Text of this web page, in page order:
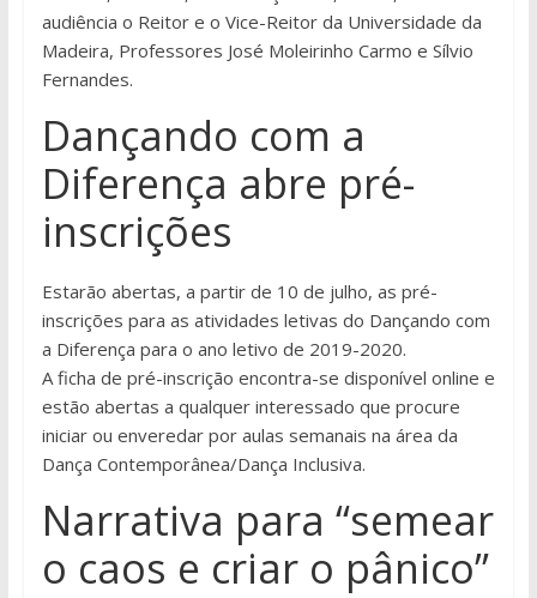
audiência o Reitor e o Vice-Reitor da Universidade da
Madeira, Professores José Moleirinho Carmo e Sílvio
Fernandes.
Dançando com a
Diferença abre pré-
inscrições
Estarão abertas, a partir de 10 de julho, as pré-
inscrições para as atividades letivas do Dançando com
a Diferença para o ano letivo de 2019-2020.
A ficha de pré-inscrição encontra-se disponível online e
estão abertas a qualquer interessado que procure
iniciar ou enveredar por aulas semanais na área da
Dança Contemporânea/Dança Inclusiva.
Narrativa para “semear
o caos e criar o pânico”